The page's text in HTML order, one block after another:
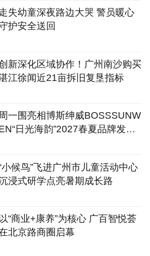
失幼童深夜路边大哭 警员暖心
护安全送回
新深化区域协作！广州南沙购买
江徐闻近21亩拆旧复垦指标
周一围亮相博斯绅威BOSSSUNW
日光海韵”2027春夏品牌发布
小候鸟”飞进广州市儿童活动中心
浸式研学点亮暑期成长路
以“商业+康养”为核心 广百智悦荟
北京路商圈启幕